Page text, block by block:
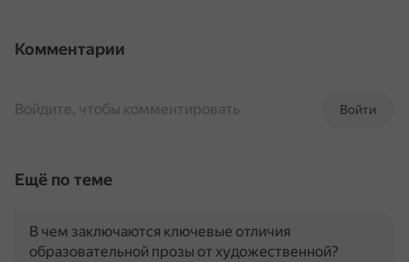
Комментарии
Войти
Войдите, чтобы комментировать
Ещё по теме
В чем заключаются ключевые отличия
образовательной прозы от художественной?